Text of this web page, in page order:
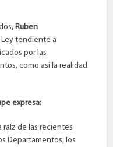
, Ruben
tendiente a
por las
como así la realidad
expresa:
raíz de las recientes
Departamentos, los